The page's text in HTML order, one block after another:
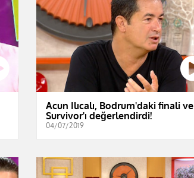
Acun Ilıcalı, Bodrum'daki finali ve
Survivor'ı değerlendirdi!
04/07/2019